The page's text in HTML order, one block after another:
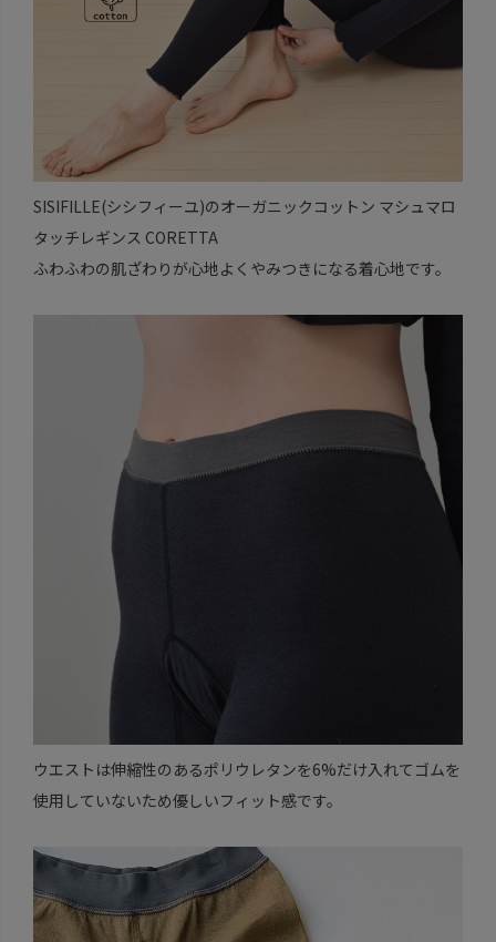
SISIFILLE(シシフィーユ)のオーガニックコットン マシュマロ
タッチレギンス CORETTA
ふわふわの肌ざわりが心地よくやみつきになる着心地です。
ウエストは伸縮性のあるポリウレタンを6%だけ入れてゴムを
使用していないため優しいフィット感です。